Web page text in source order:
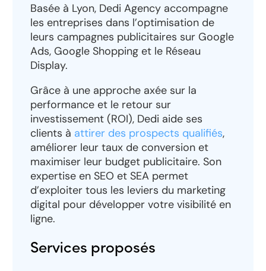
Basée à Lyon, Dedi Agency accompagne
les entreprises dans l’optimisation de
leurs campagnes publicitaires sur Google
Ads, Google Shopping et le Réseau
Display.
Grâce à une approche axée sur la
performance et le retour sur
investissement (ROI), Dedi aide ses
clients à attirer des prospects qualifiés,
améliorer leur taux de conversion et
maximiser leur budget publicitaire. Son
expertise en SEO et SEA permet
d’exploiter tous les leviers du marketing
digital pour développer votre visibilité en
ligne.
Services proposés